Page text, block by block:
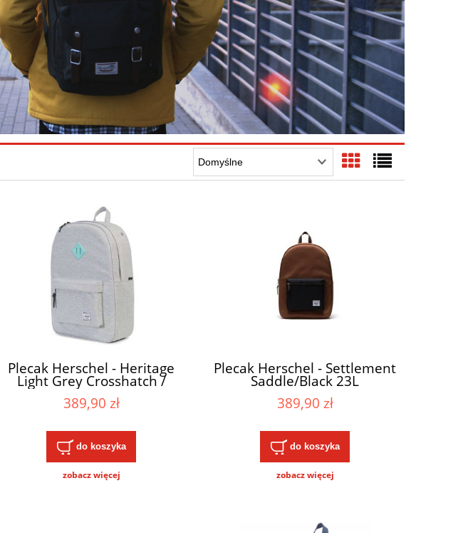
Plecak Herschel - Heritage
Light Grey Crosshatch /
Lucite 21L
389,90 zł
do koszyka
zobacz więcej
Plecak Herschel - Settlement
Saddle/Black 23L
389,90 zł
do koszyka
zobacz więcej